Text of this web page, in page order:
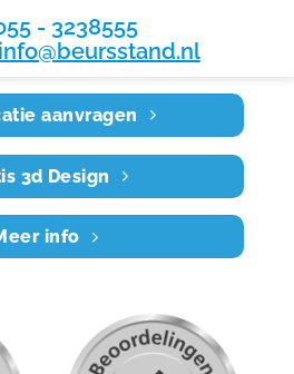
- 3238555
info@beursstand.nl
aanvragen
3d Design
info